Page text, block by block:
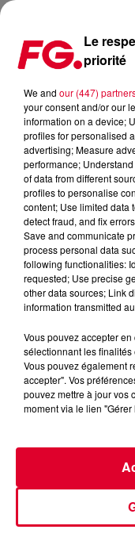
MAINSTAGE : EDX
Le
priorité
We and our (447)
your consent and/or our
information on a device;
profiles for personalised
advertising; Measure
performance;
of data from different
profiles to personalise
content; Use limited data
detect fraud, and fix
Save and communicate
process personal data
following functionalities:
requested; Use precise
other data sources; Link
information transmitted
Vous pouvez accepter
sélectionnant les finalités
Vous pouvez également
accepter". Vos
pouvez mettre à jour vos
moment via le lien